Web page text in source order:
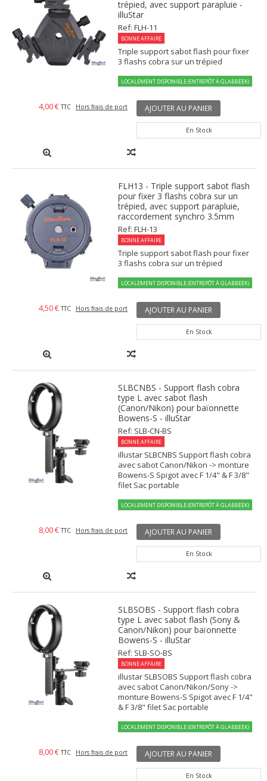
trépied, avec support parapluie -
illuStar
Ref: FLH-11
BONNE AFFAIRE
Triple support sabot flash pour fixer
3 flashs cobra sur un trépied
LOCALEMENT DISPONIBLE (ENTREPÔT À GLABBEEK)
4,00 € TTC Hors frais de port AJOUTER AU PANIER
En Stock
FLH13 - Triple support sabot flash
pour fixer 3 flashs cobra sur un
trépied, avec support parapluie,
raccordement synchro 3.5mm
Ref: FLH-13
BONNE AFFAIRE
Triple support sabot flash pour fixer
3 flashs cobra sur un trépied
LOCALEMENT DISPONIBLE (ENTREPÔT À GLABBEEK)
4,50 € TTC Hors frais de port AJOUTER AU PANIER
En Stock
SLBCNBS - Support flash cobra
type L avec sabot flash
(Canon/Nikon) pour baïonnette
Bowens-S - illuStar
Ref: SLB-CN-BS
BONNE AFFAIRE
illustar SLBCNBS Support flash cobra
avec sabot Canon/Nikon -> monture
Bowens-S Spigot avec F 1/4" & F 3/8"
filet Sac portable
LOCALEMENT DISPONIBLE (ENTREPÔT À GLABBEEK)
8,00 € TTC Hors frais de port AJOUTER AU PANIER
En Stock
SLBSOBS - Support flash cobra
type L avec sabot flash (Sony &
Canon/Nikon) pour baïonnette
Bowens-S - illuStar
Ref: SLB-SO-BS
BONNE AFFAIRE
illustar SLBSOBS Support flash cobra
avec sabot Canon/Nikon/Sony ->
monture Bowens-S Spigot avec F 1/4"
& F 3/8" filet Sac portable
LOCALEMENT DISPONIBLE (ENTREPÔT À GLABBEEK)
8,00 € TTC Hors frais de port AJOUTER AU PANIER
En Stock